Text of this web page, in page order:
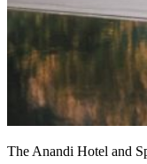
The Anandi Hotel and